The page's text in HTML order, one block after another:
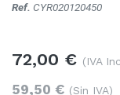
Ref. CYR020120450
72,00 € (IVA
59,50 € (Sin IVA)